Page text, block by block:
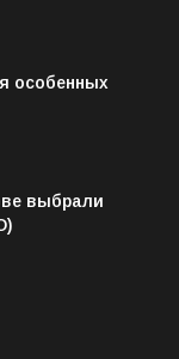
особенных
выбрали